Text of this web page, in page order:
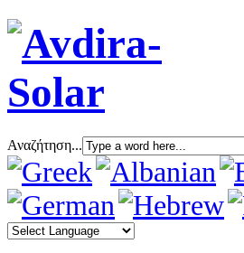
Αναζήτηση...